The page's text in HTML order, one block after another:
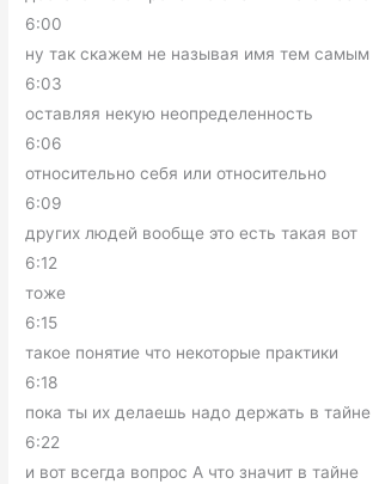
6:00
ну так скажем не называя имя тем самым
6:03
оставляя некую неопределенность
6:06
относительно себя или относительно
6:09
других людей вообще это есть такая вот
6:12
тоже
6:15
такое понятие что некоторые практики
6:18
пока ты их делаешь надо держать в тайне
6:22
и вот всегда вопрос А что значит в тайне